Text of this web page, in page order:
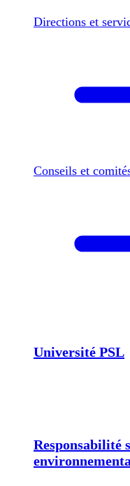
Directions et
Conseils et
Université PSL
Responsabilité